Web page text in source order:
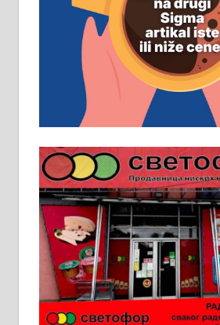
Рудник и флотација
д.о.о. Рудник
помоћника рудара.
Основна школа,
искуство на истим и
пословима, али не и
услов. Обезбеђен
превоз, исхрана. 032/
локал 22
Пружам услуге
у грађевини,
молерских радова. 061/
Ало таксију потребан
категоријом. 064/02-85-
Потребна два радника